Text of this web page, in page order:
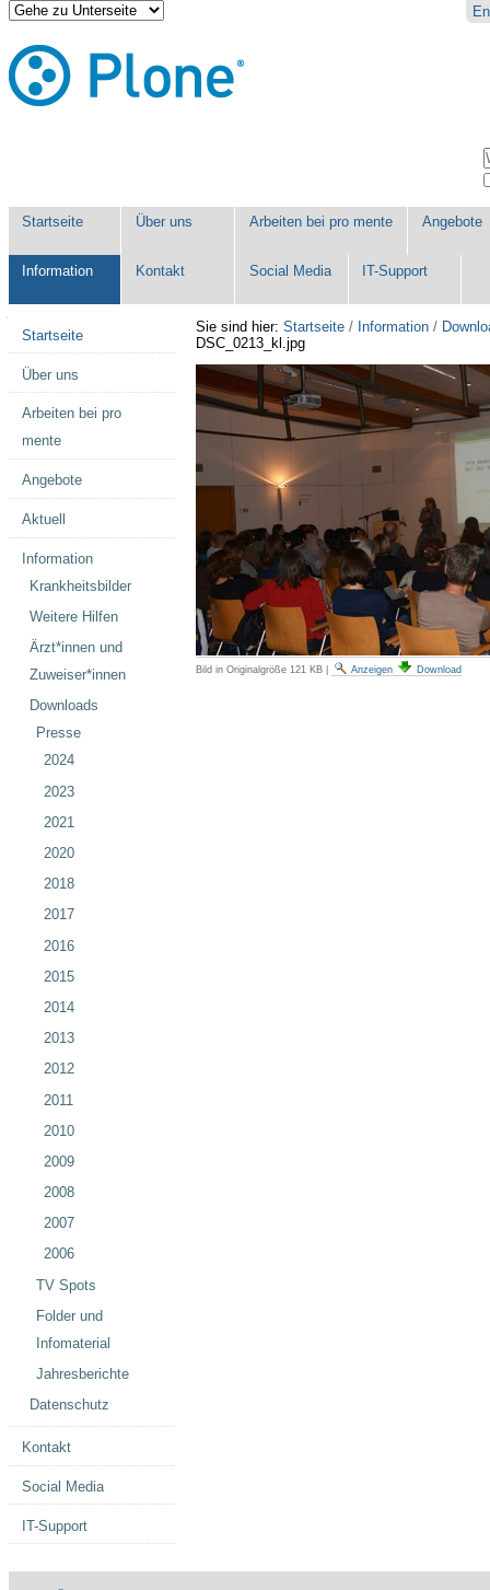
Direkt
zum
Inhalt
|
Direkt
zur
Benutzerspezifische
Werkzeuge
Startseite Über uns Arbeiten bei pro mente Angebote
Information Kontakt Social Media IT-Support
Sie sind hier: Startseite / Information /
DSC_0213_kl.jpg
Bild in Originalgröße 121 KB| Anzeigen Download
Startseite
Über uns
Arbeiten bei pro
mente
Angebote
Aktuell
Information
Krankheitsbilder
Weitere Hilfen
Ärzt*innen und
Zuweiser*innen
Downloads
Presse
2024
2023
2021
2020
2018
2017
2016
2015
2014
2013
2012
2011
2010
2009
2008
2007
2006
TV Spots
Folder und
Infomaterial
Jahresberichte
Datenschutz
Kontakt
Social Media
IT-Support